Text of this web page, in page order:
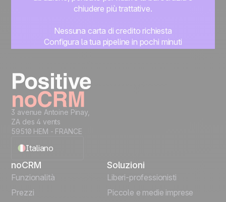
chiudere più trattative.
Nessuna carta di credito richiesta
Configura la tua pipeline in pochi minuti
3 avenue Antoine Pinay,
ZA des 4 vents
59510 HEM - FRANCE
Italiano
English
noCRM
Funzionalità
Prezzi
Soluzioni
Liberi-professionisti
Piccole e medie imprese